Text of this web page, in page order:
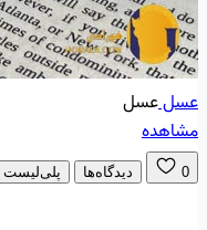
عسلعسل
مشاهده
0 دیدگاه‌ها پلی‌لیست